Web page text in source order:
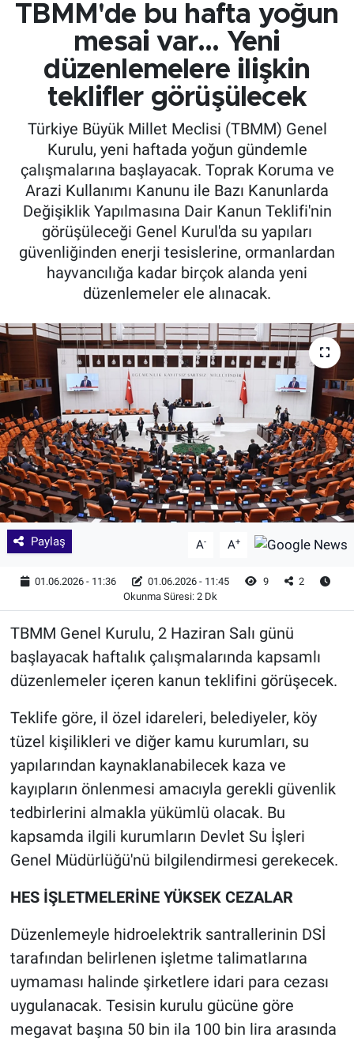
TBMM'de bu hafta yoğun
mesai var... Yeni
düzenlemelere ilişkin
teklifler görüşülecek
Türkiye Büyük Millet Meclisi (TBMM) Genel
Kurulu, yeni haftada yoğun gündemle
çalışmalarına başlayacak. Toprak Koruma ve
Arazi Kullanımı Kanunu ile Bazı Kanunlarda
Değişiklik Yapılmasına Dair Kanun Teklifi'nin
görüşüleceği Genel Kurul'da su yapıları
güvenliğinden enerji tesislerine, ormanlardan
hayvancılığa kadar birçok alanda yeni
düzenlemeler ele alınacak.
Paylaş A- A+
01.06.2026 - 11:36 01.06.2026 - 11:45 9
2
Okunma Süresi: 2 Dk
TBMM Genel Kurulu, 2 Haziran Salı günü
başlayacak haftalık çalışmalarında kapsamlı
düzenlemeler içeren kanun teklifini görüşecek.
Teklife göre, il özel idareleri, belediyeler, köy
tüzel kişilikleri ve diğer kamu kurumları, su
yapılarından kaynaklanabilecek kaza ve
kayıpların önlenmesi amacıyla gerekli güvenlik
tedbirlerini almakla yükümlü olacak. Bu
kapsamda ilgili kurumların Devlet Su İşleri
Genel Müdürlüğü'nü bilgilendirmesi gerekecek.
HES İŞLETMELERİNE YÜKSEK CEZALAR
Düzenlemeyle hidroelektrik santrallerinin DSİ
tarafından belirlenen işletme talimatlarına
uymaması halinde şirketlere idari para cezası
uygulanacak. Tesisin kurulu gücüne göre
megavat başına 50 bin ila 100 bin lira arasında